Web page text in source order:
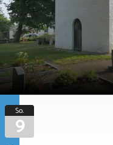
So.
9